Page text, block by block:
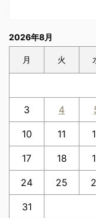
2026年8月
月 火
3 4
10 11
17 18
24 25
31